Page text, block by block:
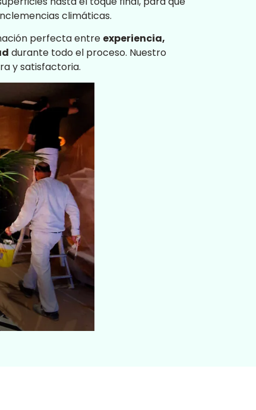
climáticas.
perfecta entre experiencia,
durante todo el proceso. Nuestro
y satisfactoria.